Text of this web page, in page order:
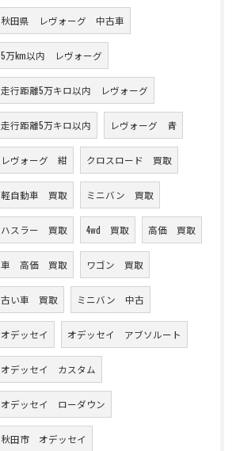
秋田県 レヴォーグ 中古車
5万km以内 レヴォーグ
走行距離5万キロ以内 レヴォーグ
走行距離5万キロ以内 レヴォーグ 青
レヴォーグ 紺 クロスロード 買取
軽自動車 買取 ミニバン 買取
ハスラー 買取 4wd 買取 高価 買取
車 高価 買取 ワゴン 買取
古い車 買取 ミニバン 中古
オデッセイ オデッセイ アブソルート
オデッセイ カスタム
オデッセイ ローダウン
秋田市 オデッセイ